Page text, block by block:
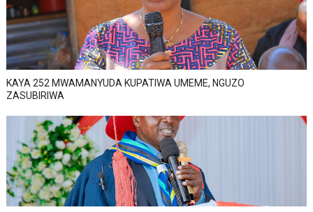
KAYA 252 MWAMANYUDA KUPATIWA UMEME, NGUZO
ZASUBIRIWA